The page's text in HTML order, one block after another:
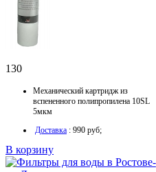
130
Механический картридж из
вспененного полипропилена 10SL
5мкм
Доставка : 990 руб;
В корзину